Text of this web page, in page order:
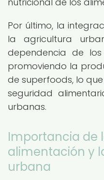
Por último, la
la agricultura
dependencia de
promoviendo la
de superfoods, lo
seguridad
urbanas.
Importancia de
alimentación y
urbana